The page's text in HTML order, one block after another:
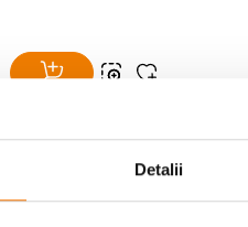
Detalii
creatorilor